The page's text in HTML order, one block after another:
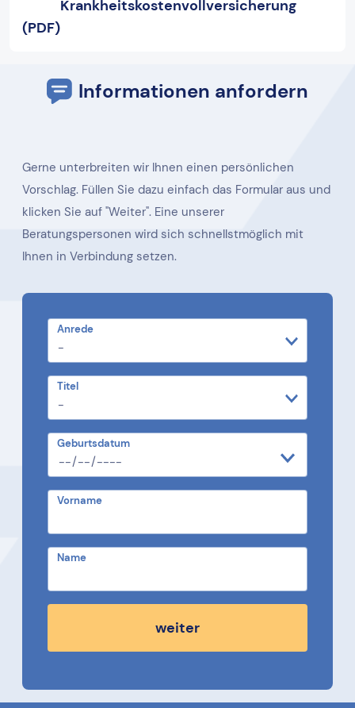
Krankheitskostenvollversicherung
(PDF)
Informationen anfordern
Gerne unterbreiten wir Ihnen einen persönlichen
Vorschlag. Füllen Sie dazu einfach das Formular aus und
klicken Sie auf "Weiter". Eine unserer
Beratungspersonen wird sich schnellstmöglich mit
Ihnen in Verbindung setzen.
Anrede
Titel
Geburtsdatum
Vorname
Name
weiter